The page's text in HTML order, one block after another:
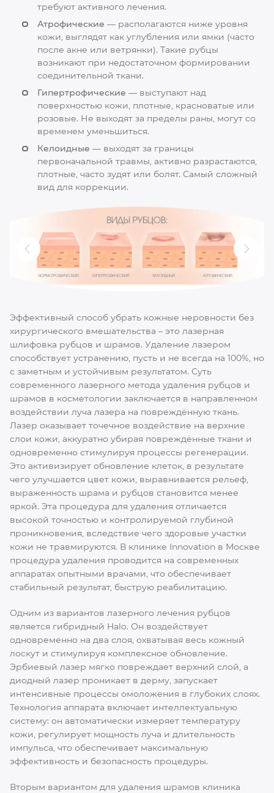
требуют активного лечения.
Атрофические — располагаются ниже уровня
кожи, выглядят как углубления или ямки (часто
после акне или ветрянки). Такие рубцы
возникают при недостаточном формировании
соединительной ткани.
Гипертрофические — выступают над
поверхностью кожи, плотные, красноватые или
розовые. Не выходят за пределы раны, могут со
временем уменьшиться.
Келоидные — выходят за границы
первоначальной травмы, активно разрастаются,
плотные, часто зудят или болят. Самый сложный
вид для коррекции.
Эффективный способ убрать кожные неровности без
хирургического вмешательства – это лазерная
шлифовка рубцов и шрамов. Удаление лазером
способствует устранению, пусть и не всегда на 100%, но
с заметным и устойчивым результатом. Суть
современного лазерного метода удаления рубцов и
шрамов в косметологии заключается в направленном
воздействии луча лазера на повреждённую ткань.
Лазер оказывает точечное воздействие на верхние
слои кожи, аккуратно убирая повреждённые ткани и
одновременно стимулируя процессы регенерации.
Это активизирует обновление клеток, в результате
чего улучшается цвет кожи, выравнивается рельеф,
выраженность шрама и рубцов становится менее
яркой. Эта процедура для удаления отличается
высокой точностью и контролируемой глубиной
проникновения, вследствие чего здоровые участки
кожи не травмируются. В клинике Innovation в Москве
процедура удаления проводится на современных
аппаратах опытными врачами, что обеспечивает
стабильный результат, быструю реабилитацию.
Одним из вариантов лазерного лечения рубцов
является гибридный Halo. Он воздействует
одновременно на два слоя, охватывая весь кожный
лоскут и стимулируя комплексное обновление.
Эрбиевый лазер мягко повреждает верхний слой, а
диодный лазер проникает в дерму, запускает
интенсивные процессы омоложения в глубоких слоях.
Технология аппарата включает интеллектуальную
систему: он автоматически измеряет температуру
кожи, регулирует мощность луча и длительность
импульса, что обеспечивает максимальную
эффективность и безопасность процедуры.
Вторым вариантом для удаления шрамов клиника